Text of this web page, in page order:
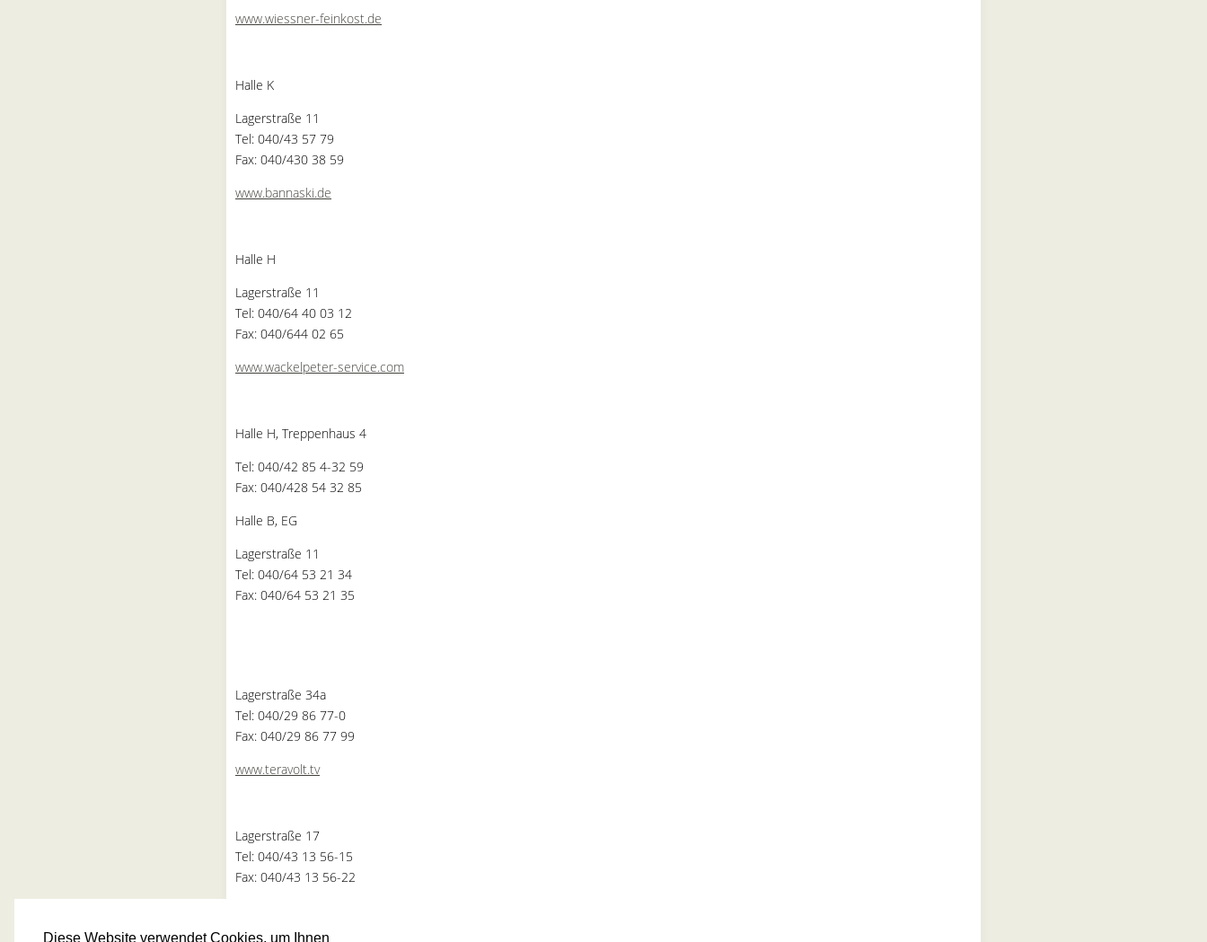
Diese Website verwendet Cookies, um Ihnen
www.wiessner-feinkost.de
Halle K
Lagerstraße 11
Tel: 040/43 57 79
Fax: 040/430 38 59
www.bannaski.de
Halle H
Lagerstraße 11
Tel: 040/64 40 03 12
Fax: 040/644 02 65
www.wackelpeter-service.com
Halle H, Treppenhaus 4
Tel: 040/42 85 4-32 59
Fax: 040/428 54 32 85
Halle B, EG
Lagerstraße 11
Tel: 040/64 53 21 34
Fax: 040/64 53 21 35
Lagerstraße 34a
Tel: 040/29 86 77-0
Fax: 040/29 86 77 99
www.teravolt.tv
Lagerstraße 17
Tel: 040/43 13 56-15
Fax: 040/43 13 56-22